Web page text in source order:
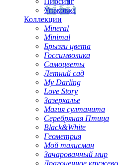
Упаковка
Коллекции
Mineral
Minimal
Брызги цвета
Госсимволика
Самоцветы
Летний сад
My Darling
Love Story
Зазеркалье
Магия султанита
Серебряная Птица
Black&White
Геометрия
Мой талисман
Зачарованный мир
Драгоценное кружево